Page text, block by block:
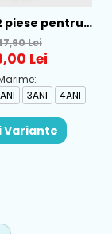
piese pentru
Alb-
- 1665-31
Lei
Lei
3ANI 4ANI
Variante